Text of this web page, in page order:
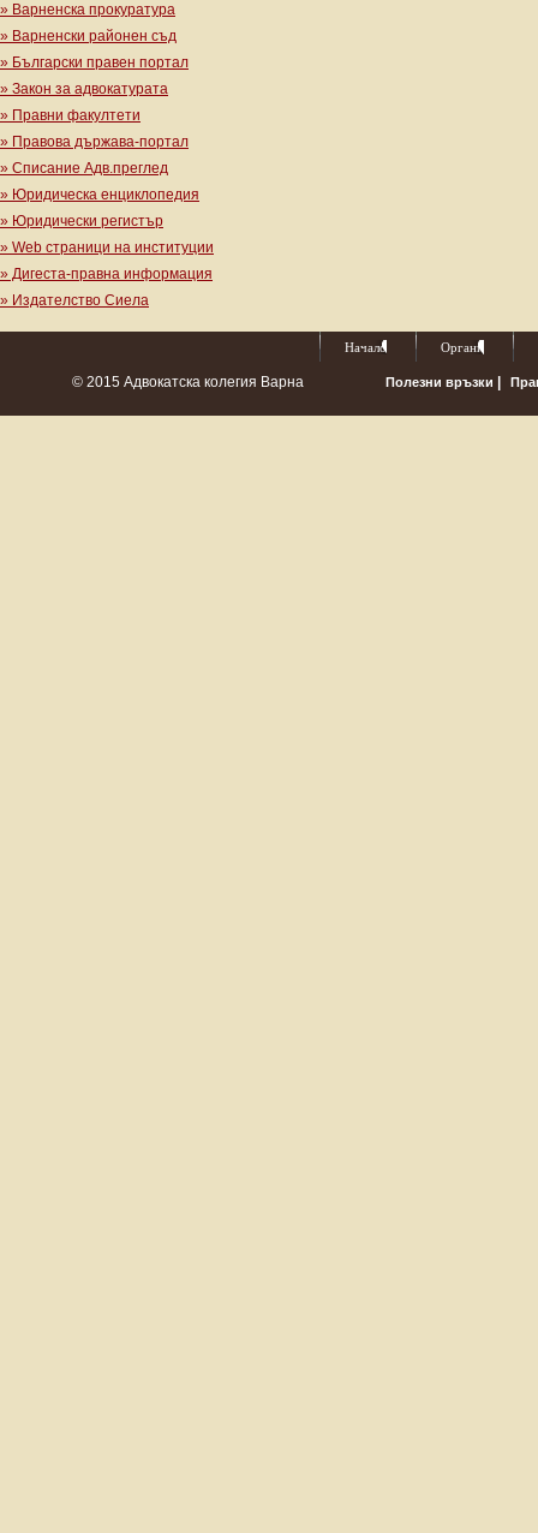
» Варненска прокуратура
» Варненски районен съд
» Български правен портал
» Закон за адвокатурата
» Правни факултети
» Правова държава-портал
» Списание Адв.преглед
» Юридическа енциклопедия
» Юридически регистър
» Web страници на институции
» Дигеста-правна информация
» Издателство Сиела
Начало Органи
© 2015 Адвокатска колегия Варна Полезни връзки